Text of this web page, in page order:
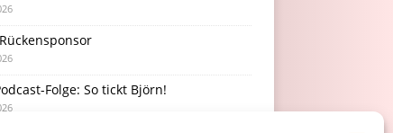
Folge: So tickt Björn!